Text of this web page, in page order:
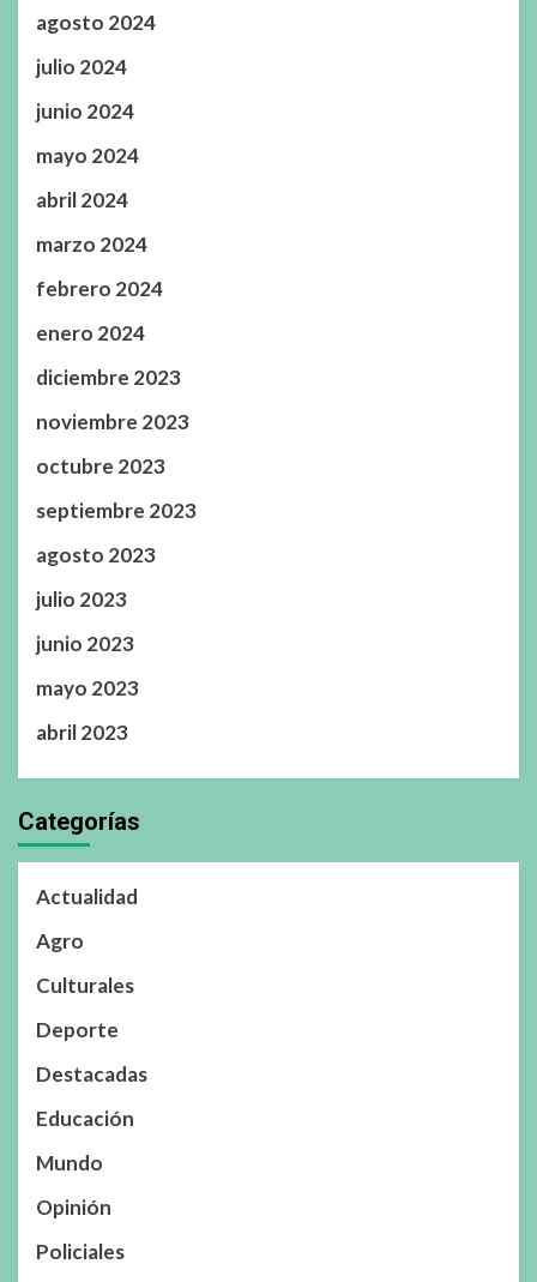
agosto 2024
julio 2024
junio 2024
mayo 2024
abril 2024
marzo 2024
febrero 2024
enero 2024
diciembre 2023
noviembre 2023
octubre 2023
septiembre 2023
agosto 2023
julio 2023
junio 2023
mayo 2023
abril 2023
Categorías
Actualidad
Agro
Culturales
Deporte
Destacadas
Educación
Mundo
Opinión
Policiales